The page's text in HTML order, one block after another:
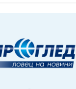
в помощ на
в Перник, вече са